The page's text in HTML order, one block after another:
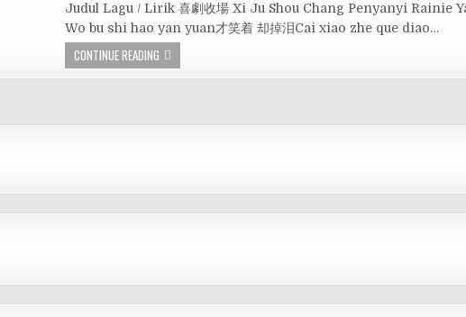
Judul Lagu / Lirik 喜劇收場 Xi Ju Shou Chang Penyanyi Rainie
Wo bu shi hao yan yuan才笑着 却掉泪Cai xiao zhe que diao…
CONTINUE READING